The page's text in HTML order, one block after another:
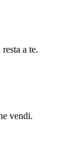
a te.
vendi.